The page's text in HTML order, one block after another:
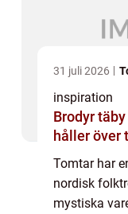
31 juli 2026
inspiration
Brodyr täby personliga detaljer som
håller över
Tomtar har
nordisk
mystiska